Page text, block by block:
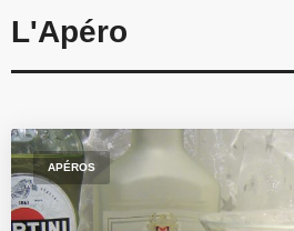
L'Apéro
APÉROS